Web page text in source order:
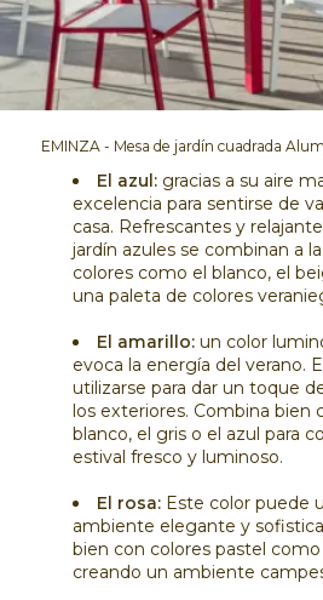
EMINZA - Mesa de jardín cuadrada
El azul: gracias a su aire
excelencia para sentirse de
casa. Refrescantes y
jardín azules se combinan a
colores como el blanco, el
una paleta de colores
El amarillo: un color
evoca la energía del verano.
utilizarse para dar un toque
los exteriores. Combina bien
blanco, el gris o el azul para
estival fresco y luminoso.
El rosa: Este color puede
ambiente elegante y
bien con colores pastel
creando un ambiente